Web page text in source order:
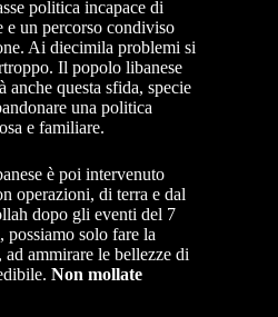
politica incapace di
e un percorso condiviso
Ai diecimila problemi si
Il popolo libanese
anche questa sfida, specie
una politica
e familiare.
è poi intervenuto
operazioni, di terra e dal
dopo gli eventi del 7
solo fare la
ad ammirare le bellezze di
Non mollate